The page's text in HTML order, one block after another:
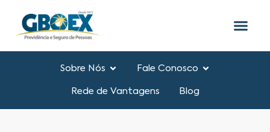
Sobre Nós Fale Conosco
Rede de Vantagens Blog